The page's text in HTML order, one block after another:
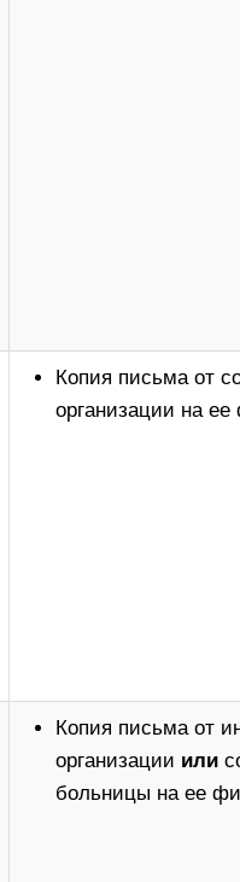
Копия письма от
организации на
Копия письма от
организации или
больницы на ее